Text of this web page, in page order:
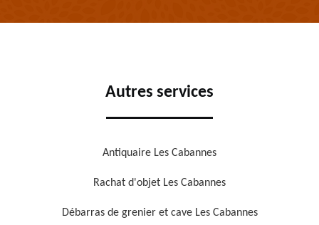
Autres services
Antiquaire Les Cabannes
Rachat d'objet Les Cabannes
Débarras de grenier et cave Les Cabannes